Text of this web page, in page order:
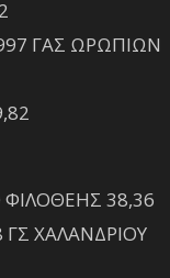
ΓΑΣ ΩΡΩΠΙΩΝ
38,36
ΧΑΛΑΝΔΡΙΟΥ